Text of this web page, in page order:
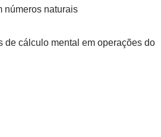
números naturais
de cálculo mental em operações do